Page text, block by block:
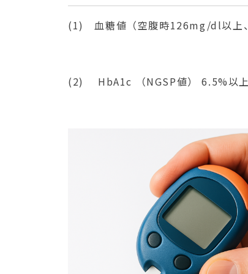
(1) 血糖値（空腹時126mg/dl以上
(2) HbA1c （NGSP値） 6.5%以上